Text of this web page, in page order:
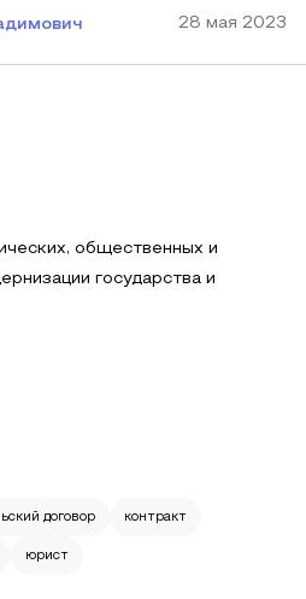
28 мая 2023
общественных и
государства и
договор контракт
юрист